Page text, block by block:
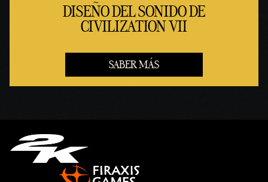
DISEÑO DEL SONIDO DE
CIVILIZATION VII
SABER MÁS